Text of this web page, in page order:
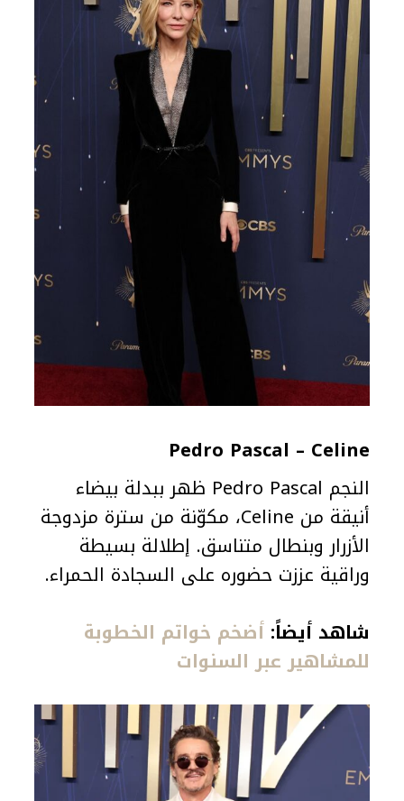
Pedro Pascal – Celine
النجم Pedro Pascal ظهر ببدلة بيضاء
أنيقة من Celine، مكوّنة من سترة مزدوجة
الأزرار وبنطال متناسق. إطلالة بسيطة
وراقية عززت حضوره على السجادة الحمراء.
شاهد أيضاً: أضخم خواتم الخطوبة
للمشاهير عبر السنوات